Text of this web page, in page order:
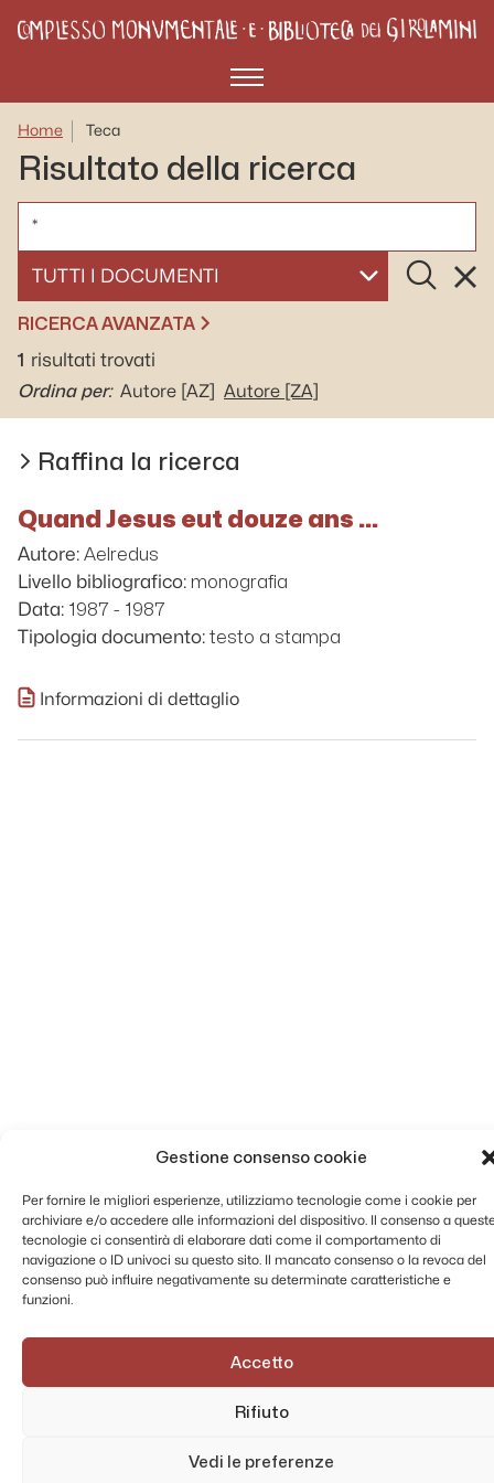
Gestione consenso cookie
Per fornire le migliori esperienze, utilizziamo tecnologie come i cookie per
archiviare e/o accedere alle informazioni del dispositivo. Il consenso a
tecnologie ci consentirà di elaborare dati come il comportamento di
navigazione o ID univoci su questo sito. Il mancato consenso o la revoca del
consenso può influire negativamente su determinate caratteristiche e
funzioni.
Accetto
Rifiuto
Vedi le preferenze
Menù
Home Teca
Risultato della ricerca
SELEZIONA UN DOCUMENTO
Cerca
RICERCA AVANZATA
1 risultati trovati
Ordina per: Autore [AZ] Autore [ZA]
Raffina la ricerca
Quand Jesus eut douze ans ...
Autore: Aelredus
Livello bibliografico: monografia
Data: 1987 - 1987
Tipologia documento: testo a stampa
Informazioni di dettaglio